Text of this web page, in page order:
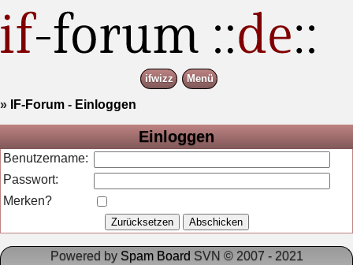
ifwizz Menü
» IF-Forum - Einloggen
Einloggen
Benutzername:
Passwort:
Merken?
Powered by Spam Board SVN © 2007 - 2021